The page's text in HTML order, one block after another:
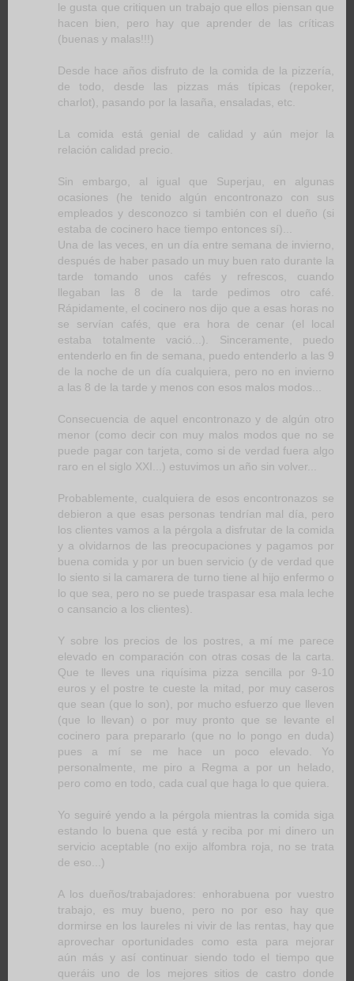
le gusta que critiquen un trabajo que ellos piensan que
hacen bien, pero hay que aprender de las críticas
(buenas y malas!!!)
Desde hace años disfruto de la comida de la pizzería,
de todo, desde las pizzas más típicas (repoker,
charlot), pasando por la lasaña, ensaladas, etc.
La comida está genial de calidad y aún mejor la
relación calidad precio.
Sin embargo, al igual que Superjau, en algunas
ocasiones (he tenido algún encontronazo con sus
empleados y desconozco si también con el dueño (si
estaba de cocinero hace tiempo entonces sí)...
Una de las veces, en un día entre semana de invierno,
después de haber pasado un muy buen rato durante la
tarde tomando unos cafés y refrescos, cuando
llegaban las 8 de la tarde pedimos otro café.
Rápidamente, el cocinero nos dijo que a esas horas no
se servían cafés, que era hora de cenar (el local
estaba totalmente vació...). Sinceramente, puedo
entenderlo en fin de semana, puedo entenderlo a las 9
de la noche de un día cualquiera, pero no en invierno
a las 8 de la tarde y menos con esos malos modos...
Consecuencia de aquel encontronazo y de algún otro
menor (como decir con muy malos modos que no se
puede pagar con tarjeta, como si de verdad fuera algo
raro en el siglo XXI...) estuvimos un año sin volver...
Probablemente, cualquiera de esos encontronazos se
debieron a que esas personas tendrían mal día, pero
los clientes vamos a la pérgola a disfrutar de la comida
y a olvidarnos de las preocupaciones y pagamos por
buena comida y por un buen servicio (y de verdad que
lo siento si la camarera de turno tiene al hijo enfermo o
lo que sea, pero no se puede traspasar esa mala leche
o cansancio a los clientes).
Y sobre los precios de los postres, a mí me parece
elevado en comparación con otras cosas de la carta.
Que te lleves una riquísima pizza sencilla por 9-10
euros y el postre te cueste la mitad, por muy caseros
que sean (que lo son), por mucho esfuerzo que lleven
(que lo llevan) o por muy pronto que se levante el
cocinero para prepararlo (que no lo pongo en duda)
pues a mí se me hace un poco elevado. Yo
personalmente, me piro a Regma a por un helado,
pero como en todo, cada cual que haga lo que quiera.
Yo seguiré yendo a la pérgola mientras la comida siga
estando lo buena que está y reciba por mi dinero un
servicio aceptable (no exijo alfombra roja, no se trata
de eso...)
A los dueños/trabajadores: enhorabuena por vuestro
trabajo, es muy bueno, pero no por eso hay que
dormirse en los laureles ni vivir de las rentas, hay que
aprovechar oportunidades como esta para mejorar
aún más y así continuar siendo todo el tiempo que
queráis uno de los mejores sitios de castro donde